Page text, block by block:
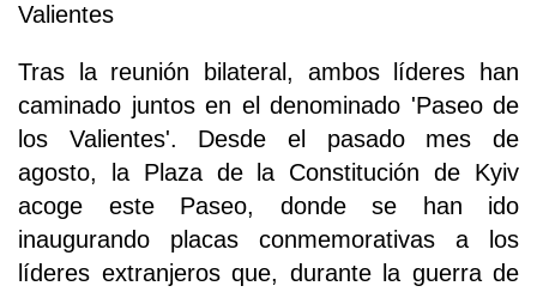
Valientes
Tras la reunión bilateral, ambos líderes han
caminado juntos en el denominado 'Paseo de
los Valientes'. Desde el pasado mes de
agosto, la Plaza de la Constitución de Kyiv
acoge este Paseo, donde se han ido
inaugurando placas conmemorativas a los
líderes extranjeros que, durante la guerra de